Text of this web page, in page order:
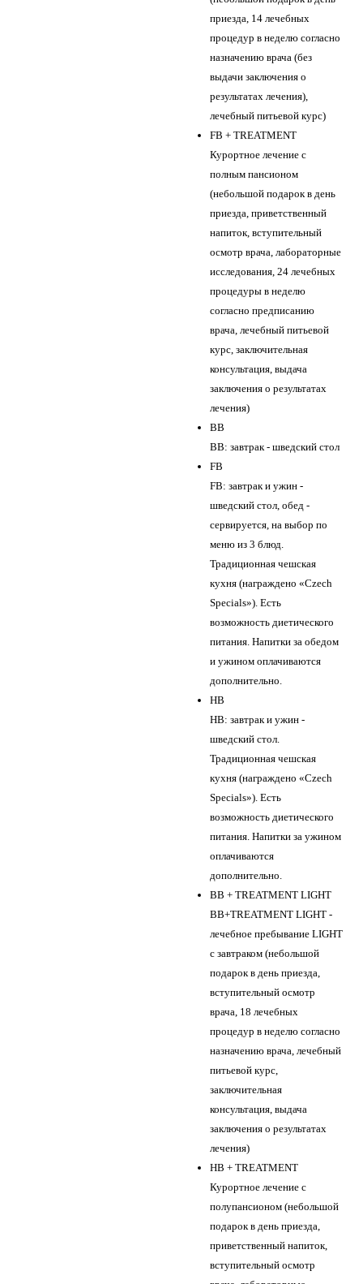
приезда, 14 лечебных
процедур в неделю согласно
назначению врача (без
выдачи заключения о
результатах лечения),
лечебный питьевой курс)
FB + TREATMENT
Курортное лечение с
полным пансионом
(небольшой подарок в день
приезда, приветственный
напиток, вступительный
осмотр врача, лабораторные
исследования, 24 лечебных
процедуры в неделю
согласно предписанию
врача, лечебный питьевой
курс, заключительная
консультация, выдача
заключения о результатах
лечения)
BB
BB: завтрак - шведский стол
FB
FB: завтрак и ужин -
шведский стол, обед -
сервируется, на выбор по
меню из 3 блюд.
Традиционная чешская
кухня (награждено «Czech
Specials»). Есть
возможность диетического
питания. Напитки за обедом
и ужином оплачиваются
дополнительно.
HB
HB: завтрак и ужин -
шведский стол.
Традиционная чешская
кухня (награждено «Czech
Specials»). Есть
возможность диетического
питания. Напитки за ужином
оплачиваются
дополнительно.
BB + TREATMENT LIGHT
BB+TREATMENT LIGHT -
лечебное пребывание LIGHT
с завтраком (небольшой
подарок в день приезда,
вступительный осмотр
врача, 18 лечебных
процедур в неделю согласно
назначению врача, лечебный
питьевой курс,
заключительная
консультация, выдача
заключения о результатах
лечения)
HB + TREATMENT
Курортное лечение с
полупансионом (небольшой
подарок в день приезда,
приветственный напиток,
вступительный осмотр